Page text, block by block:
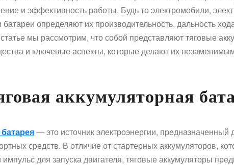
и эффективность работы. Будь то электромобили,
батареи определяют их производительность, дальность
мы рассмотрим, что собой представляют тяговые
и ключевые аспекты, которые делают их
аккумуляторная
— это источник электроэнергии, предназначенный
средств. В отличие от стартерных аккумуляторов,
для запуска двигателя, тяговые аккумуляторы